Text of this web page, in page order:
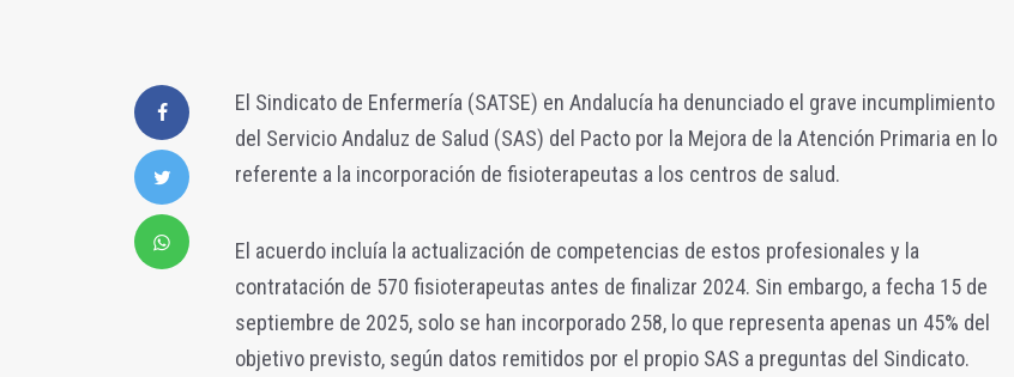
El Sindicato de Enfermería (SATSE) en Andalucía ha denunciado el grave incumplimiento
del Servicio Andaluz de Salud (SAS) del Pacto por la Mejora de la Atención Primaria en lo
referente a la incorporación de fisioterapeutas a los centros de salud.
El acuerdo incluía la actualización de competencias de estos profesionales y la
contratación de 570 fisioterapeutas antes de finalizar 2024. Sin embargo, a fecha 15 de
septiembre de 2025, solo se han incorporado 258, lo que representa apenas un 45% del
objetivo previsto, según datos remitidos por el propio SAS a preguntas del Sindicato.